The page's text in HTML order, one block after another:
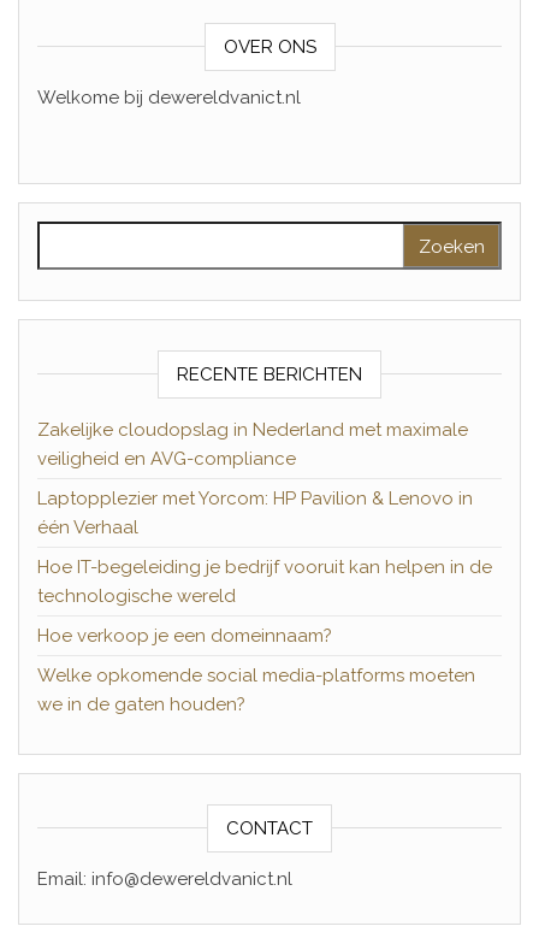
OVER ONS
Welkome bij dewereldvanict.nl
RECENTE BERICHTEN
Zakelijke cloudopslag in Nederland met maximale
veiligheid en AVG-compliance
Laptopplezier met Yorcom: HP Pavilion & Lenovo in
één Verhaal
Hoe IT-begeleiding je bedrijf vooruit kan helpen in de
technologische wereld
Hoe verkoop je een domeinnaam?
Welke opkomende social media-platforms moeten
we in de gaten houden?
CONTACT
Email: info@dewereldvanict.nl